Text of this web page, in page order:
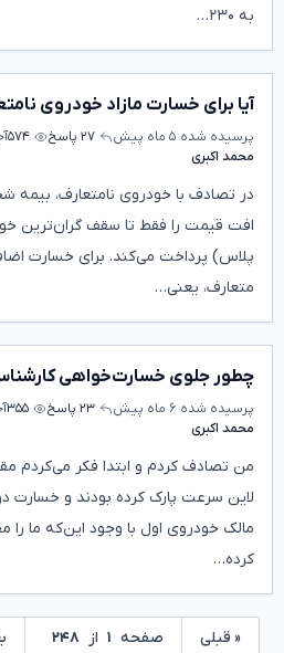
به ۲۳۰…
آیا برای خسارت مازاد خودروی
پرسیده شده ۵ ماه پیش ۲۷ پاسخ ۵۷۴
محمد اکبری
در تصادف با خودروی نامتعارف،
افت قیمت را فقط تا سقف گران‌ترین
پلاس) پرداخت می‌کند. برای خسارت
متعارف، یعنی…
چطور جلوی خسارت‌خواهی
پرسیده شده ۶ ماه پیش ۲۳ پاسخ ۳۵۵
محمد اکبری
من تصادف کردم و ابتدا فکر می‌کردم
لاین سرعت پارک کرده بودند و خسارت
مالک خودروی اول با وجود این‌که ما
کرده…
« قبلی صفحه ۱ از ۲۴۸